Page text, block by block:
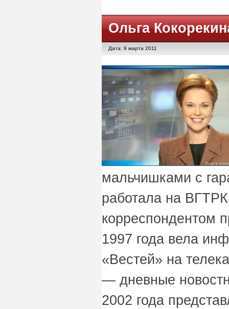
Ольга
Дата: 9 марта 2011
мальчишками с
работала на
корреспондентом
1997 года вела
«Вестей» на
— дневные
2002 года